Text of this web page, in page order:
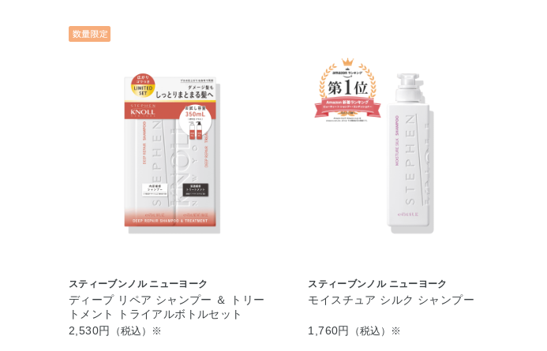
スティーブンノル ニューヨーク
ディープ リペア シャンプー ＆ トリー
トメント トライアルボトルセット
2,530円
（税込）※
スティーブンノル ニューヨーク
モイスチュア シルク シャンプー
1,760円 （税込）※